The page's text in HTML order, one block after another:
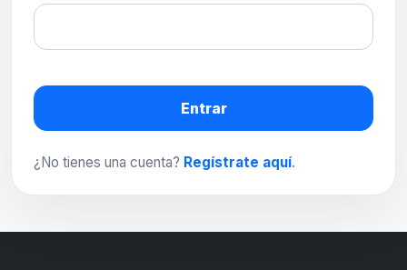
Entrar
¿No tienes una cuenta? Regístrate aquí.